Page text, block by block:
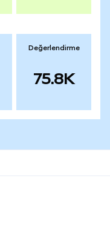
Değerlendirme
75.8K